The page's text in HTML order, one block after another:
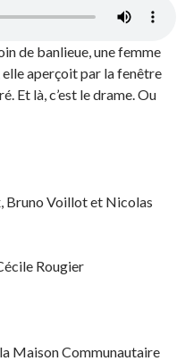
de banlieue, une femme
aperçoit par la fenêtre
Et là, c’est le drame. Ou
Bruno Voillot et Nicolas
Rougier
Maison Communautaire